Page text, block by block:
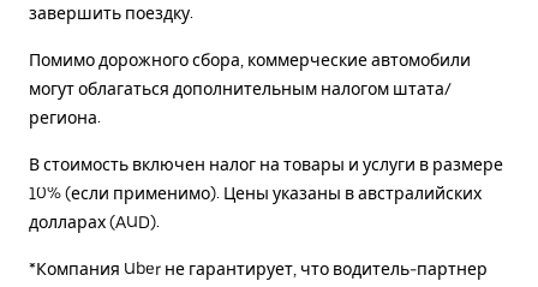
завершить поездку.
Помимо дорожного сбора, коммерческие автомобили
могут облагаться дополнительным налогом штата/
региона.
В стоимость включен налог на товары и услуги в размере
10% (если применимо). Цены указаны в австралийских
долларах (AUD).
*Компания Uber не гарантирует, что водитель-партнер